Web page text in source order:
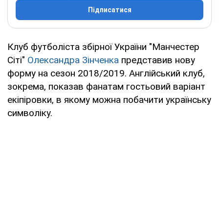
Підписатися
Клуб футболіста збірної України "Манчестер
Сіті" Олександра Зінченка представив нову
форму на сезон 2018/2019. Англійський клуб,
зокрема, показав фанатам гостьовий варіант
екіпіровки, в якому можна побачити українську
символіку.